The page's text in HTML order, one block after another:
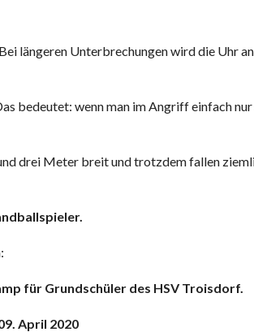
längeren Unterbrechungen wird die Uhr
bedeutet: wenn man im Angriff einfach
drei Meter breit und trotzdem fallen
für Grundschüler des HSV Troisdorf.
April 2020